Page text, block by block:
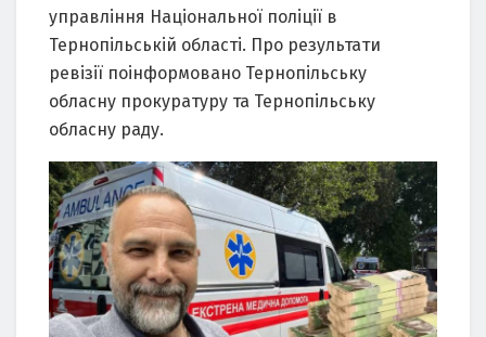
управління Національної поліції в
Тернопільській області. Про результати
ревізії поінформовано Тернопільську
обласну прокуратуру та Тернопільську
обласну раду.